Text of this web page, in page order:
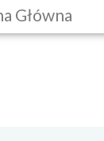
Główna